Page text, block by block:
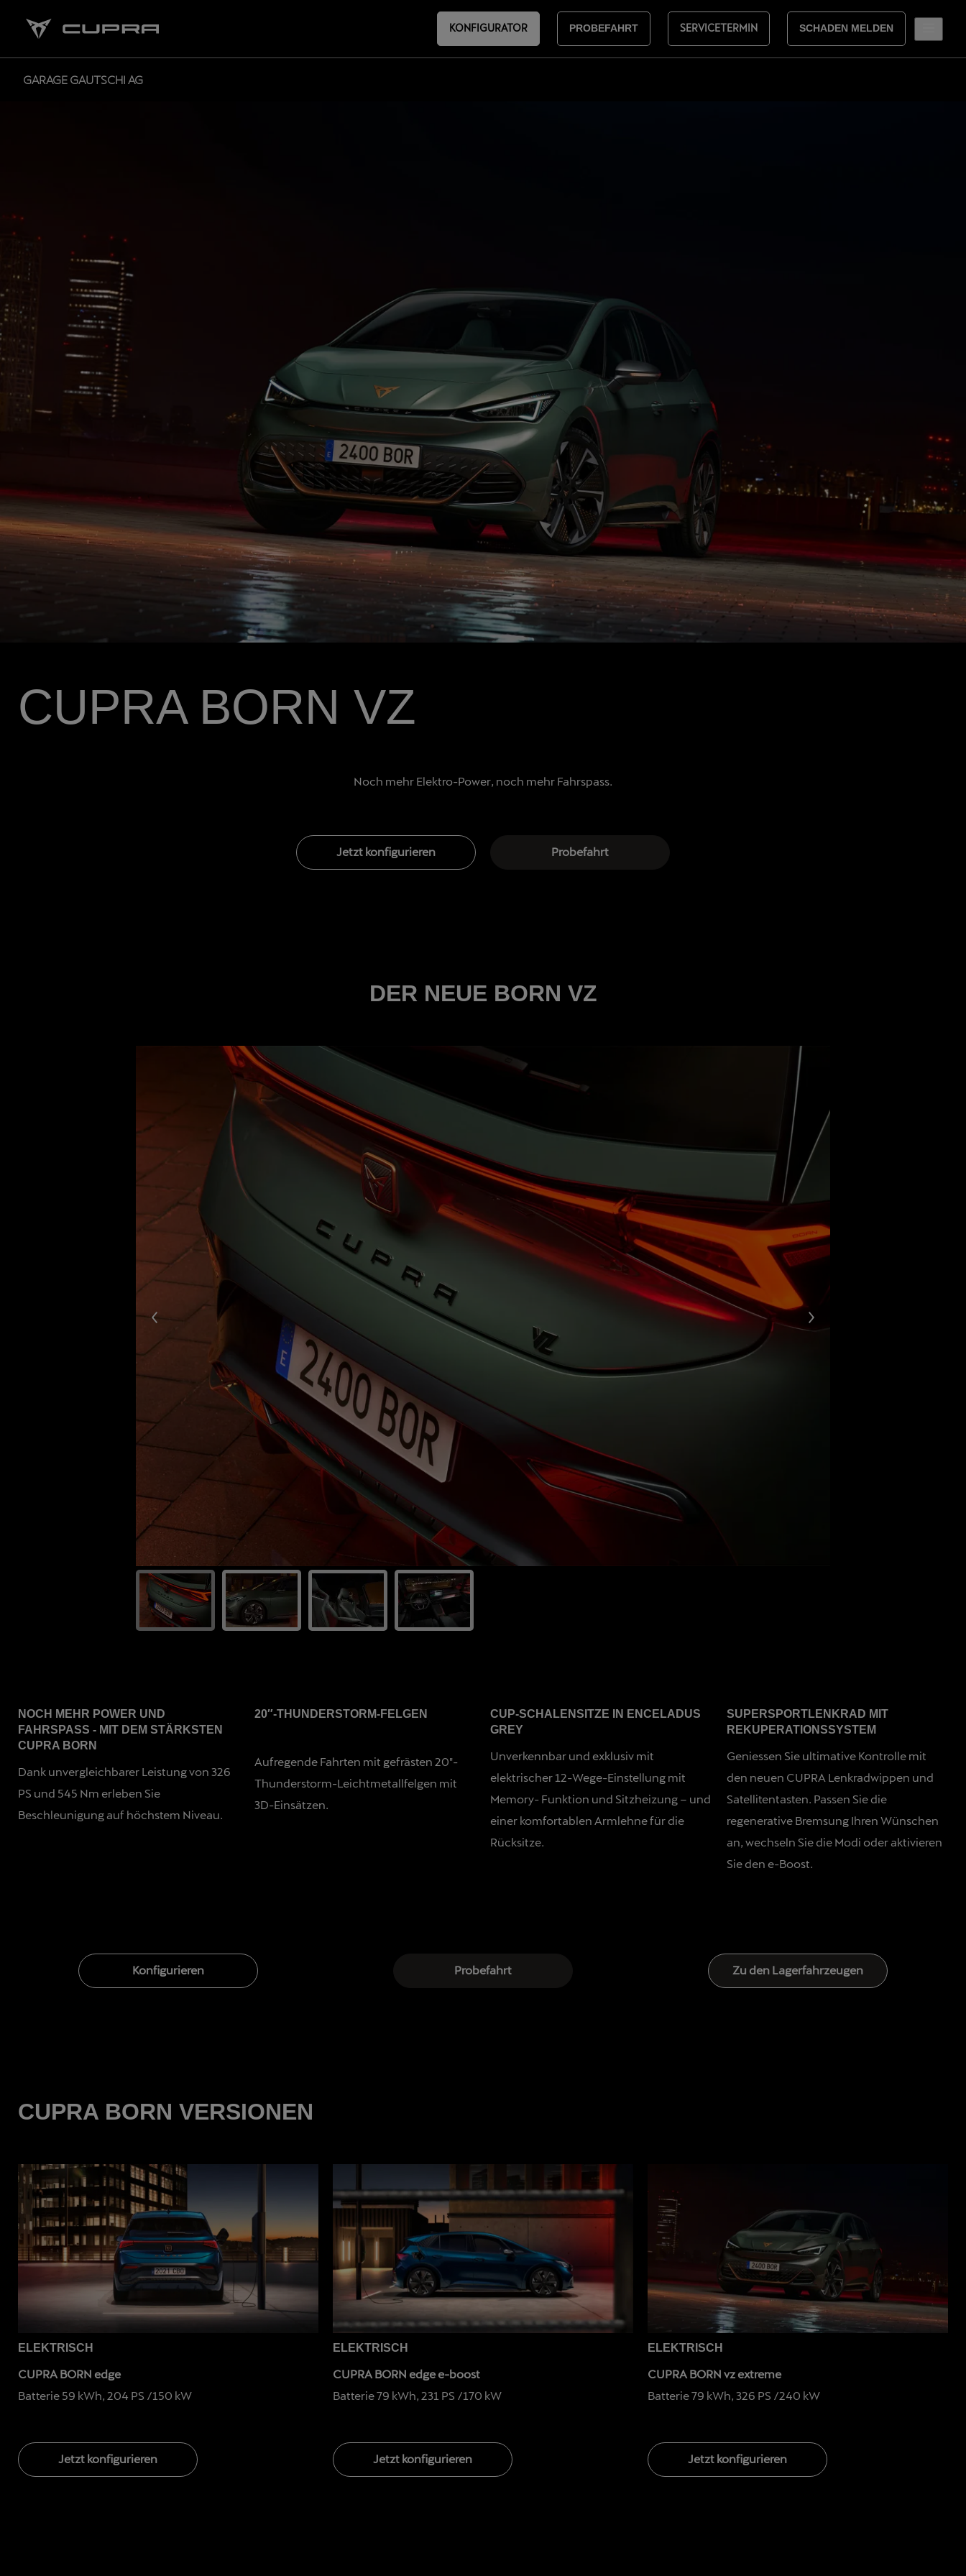
KONFIGURATOR PROBEFAHRT SERVICETERMIN SCHADEN MELDEN
GARAGE GAUTSCHI AG
CUPRA BORN VZ
Noch mehr Elektro-Power, noch mehr Fahrspass.
Jetzt konfigurieren Probefahrt
DER NEUE BORN VZ
NOCH MEHR POWER UND
FAHRSPASS - MIT DEM STÄRKSTEN
CUPRA BORN
Dank unvergleichbarer Leistung von 326
PS und 545 Nm erleben Sie
Beschleunigung auf höchstem Niveau.
20″-THUNDERSTORM-FELGEN
Aufregende Fahrten mit gefrästen 20″-
Thunderstorm-Leichtmetallfelgen mit
3D-Einsätzen.
CUP-SCHALENSITZE IN ENCELADUS
GREY
Unverkennbar und exklusiv mit
elektrischer 12-Wege-Einstellung mit
Memory- Funktion und Sitzheizung – und
einer komfortablen Armlehne für die
Rücksitze.
SUPERSPORTLENKRAD MIT
REKUPERATIONSSYSTEM
Geniessen Sie ultimative Kontrolle mit
den neuen CUPRA Lenkradwippen und
Satellitentasten. Passen Sie die
regenerative Bremsung Ihren Wünschen
an, wechseln Sie die Modi oder aktivieren
Sie den e-Boost.
Konfigurieren Probefahrt Zu den Lagerfahrzeugen
CUPRA BORN VERSIONEN
ELEKTRISCH
CUPRA BORN edge
Batterie 59 kWh, 204 PS /150 kW
Jetzt konfigurieren
ELEKTRISCH
CUPRA BORN edge e-boost
Batterie 79 kWh, 231 PS /170 kW
Jetzt konfigurieren
ELEKTRISCH
CUPRA BORN vz extreme
Batterie 79 kWh, 326 PS /240 kW
Jetzt konfigurieren